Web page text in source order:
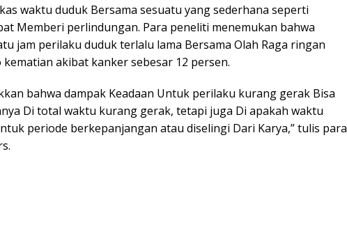
waktu duduk Bersama sesuatu yang sederhana seperti
Memberi perlindungan. Para peneliti menemukan bahwa
jam perilaku duduk terlalu lama Bersama Olah Raga ringan
akibat kanker sebesar 12 persen.
bahwa dampak Keadaan Untuk perilaku kurang gerak Bisa
Di total waktu kurang gerak, tetapi juga Di apakah waktu
periode berkepanjangan atau diselingi Dari Karya,” tulis para